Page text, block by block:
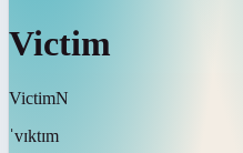
Victim
VictimN
ˈvɪktɪm